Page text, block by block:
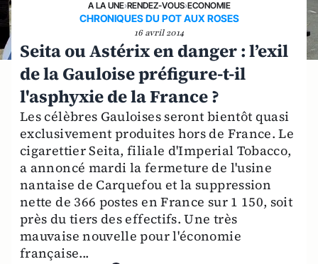
A LA UNE›RENDEZ-VOUS›ECONOMIE
CHRONIQUES DU POT AUX ROSES
16 avril 2014
Seita ou Astérix en danger : l’exil
de la Gauloise préfigure-t-il
l'asphyxie de la France ?
Les célèbres Gauloises seront bientôt quasi
exclusivement produites hors de France. Le
cigarettier Seita, filiale d'Imperial Tobacco,
a annoncé mardi la fermeture de l'usine
nantaise de Carquefou et la suppression
nette de 366 postes en France sur 1 150, soit
près du tiers des effectifs. Une très
mauvaise nouvelle pour l'économie
française...